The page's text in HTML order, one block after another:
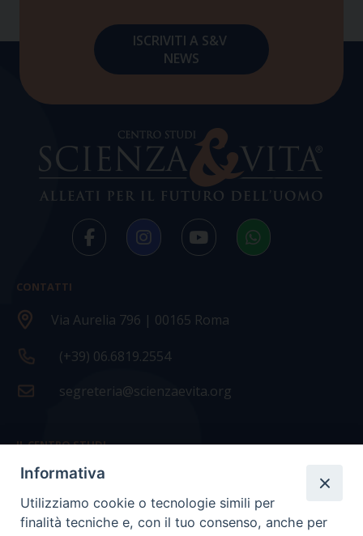
CONTATTI
Via Aurelia 796 | 00165 Roma
(+39) 06.6819.2554
segreteria@scienzaevita.org
IL CENTRO STUDI
La nostra storia
Statuto
Informativa
Utilizziamo cookie o tecnologie simili per
finalità tecniche e, con il tuo consenso, anche per